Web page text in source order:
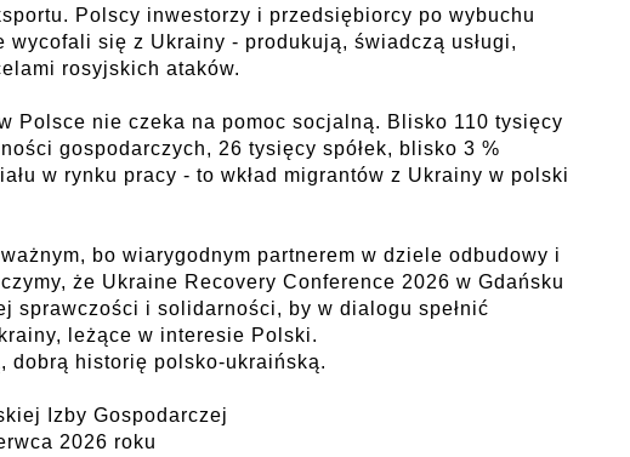
Polscy inwestorzy i przedsiębiorcy po wybuchu
wycofali się z Ukrainy - produkują, świadczą usługi,
rosyjskich ataków.
Polsce nie czeka na pomoc socjalną. Blisko 110 tysięcy
gospodarczych, 26 tysięcy spółek, blisko 3 %
w rynku pracy - to wkład migrantów z Ukrainy w polski
bo wiarygodnym partnerem w dziele odbudowy i
że Ukraine Recovery Conference 2026 w Gdańsku
sprawczości i solidarności, by w dialogu spełnić
leżące w interesie Polski.
dobrą historię polsko-ukraińską.
Izby Gospodarczej
2026 roku